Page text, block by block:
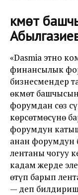
Өкмөт
«Dasmia этно
финансылык
бизнесмендер
өкмөт
форумдан сөз
көрсөтмөсүнө
форумдун
анан форумдун
лентаны чогуу
кадам жерде
өтүп барып
— деп